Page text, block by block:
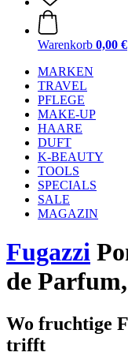
Warenkorb 0,00 €
MARKEN
TRAVEL
PFLEGE
MAKE-UP
HAARE
DUFT
K-BEAUTY
TOOLS
SPECIALS
SALE
MAGAZIN
Fugazzi
de
Wo fruchtige
trifft